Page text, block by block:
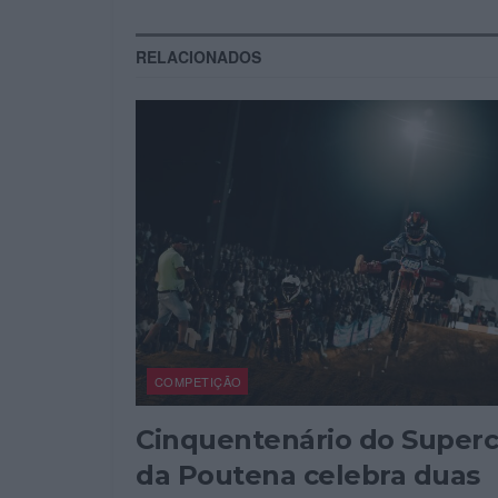
RELACIONADOS
COMPETIÇÃO
Cinquentenário do
da Poutena celebra duas